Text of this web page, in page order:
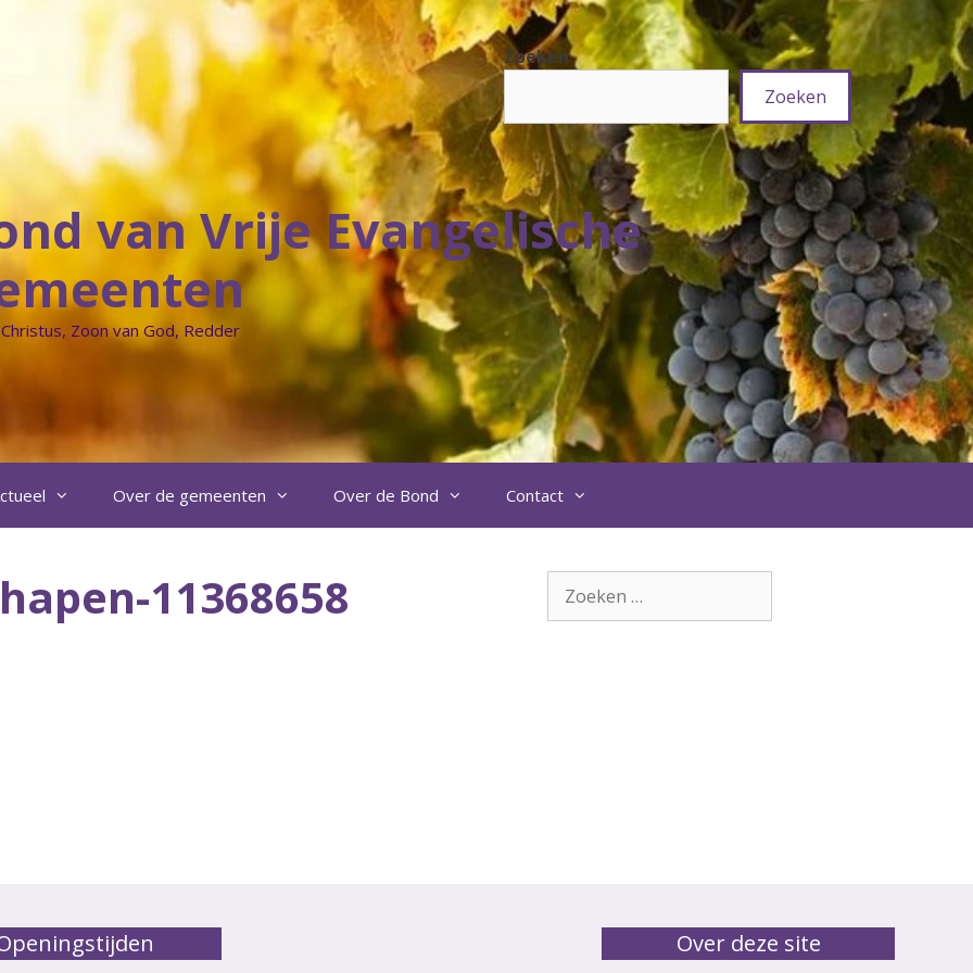
Zoeken
Zoeken
van Vrije Evangelische
Christus, Zoon van God, Redder
Over de gemeenten Over de Bond Contact
11368658
Zoek
naar:
Over deze site